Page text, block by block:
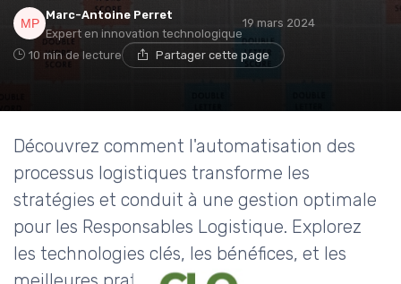
Marc-Antoine Perret
Expert en innovation technologique
19 mars 2024
10 min de lecture Partager cette page
Découvrez comment l'automatisation des
processus logistiques transforme les
stratégies et conduit à une gestion optimale
pour les Responsables Logistique. Explorez
les technologies clés, les bénéfices, et les